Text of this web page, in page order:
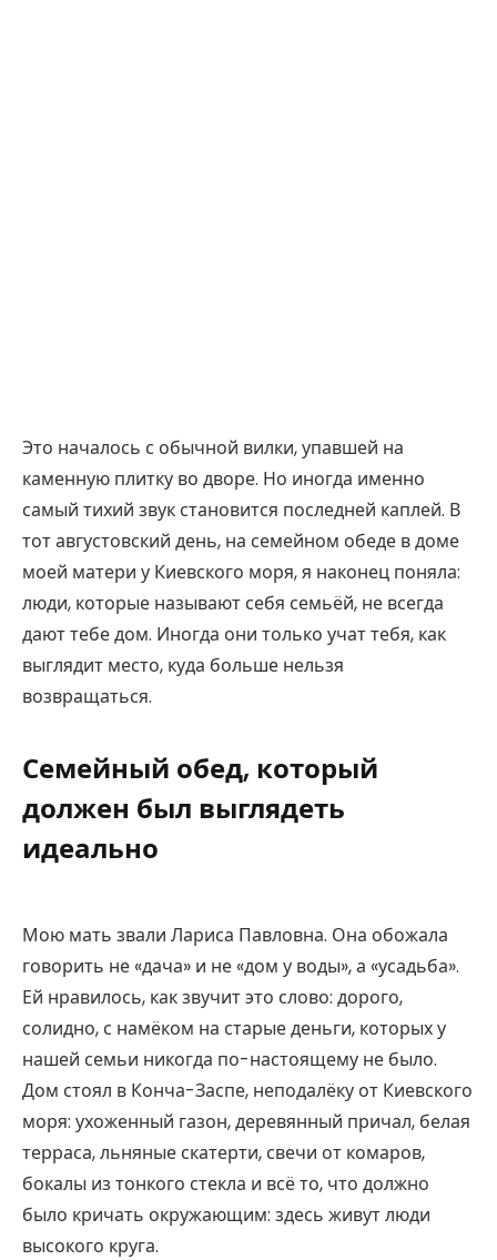
Это началось с обычной вилки, упавшей на
каменную плитку во дворе. Но иногда именно
самый тихий звук становится последней каплей. В
тот августовский день, на семейном обеде в доме
моей матери у Киевского моря, я наконец поняла:
люди, которые называют себя семьёй, не всегда
дают тебе дом. Иногда они только учат тебя, как
выглядит место, куда больше нельзя
возвращаться.
Семейный обед, который
должен был выглядеть
идеально
Мою мать звали Лариса Павловна. Она обожала
говорить не «дача» и не «дом у воды», а «усадьба».
Ей нравилось, как звучит это слово: дорого,
солидно, с намёком на старые деньги, которых у
нашей семьи никогда по-настоящему не было.
Дом стоял в Конча-Заспе, неподалёку от Киевского
моря: ухоженный газон, деревянный причал, белая
терраса, льняные скатерти, свечи от комаров,
бокалы из тонкого стекла и всё то, что должно
было кричать окружающим: здесь живут люди
высокого круга.